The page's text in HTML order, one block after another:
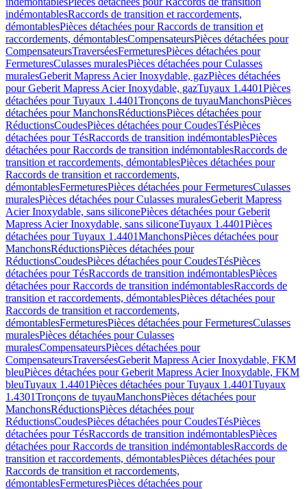
indémontablesRaccords de transition et raccordements,
démontablesPièces détachées pour Raccords de transition et
raccordements, démontablesCompensateursPièces détachées pour
CompensateursTraverséesFermeturesPièces détachées pour
FermeturesCulasses muralesPièces détachées pour Culasses
muralesGeberit Mapress Acier Inoxydable, gazPièces détachées
pour Geberit Mapress Acier Inoxydable, gazTuyaux 1.4401Pièces
détachées pour Tuyaux 1.4401Tronçons de tuyauManchonsPièces
détachées pour ManchonsRéductionsPièces détachées pour
RéductionsCoudesPièces détachées pour CoudesTésPièces
détachées pour TésRaccords de transition indémontablesPièces
détachées pour Raccords de transition indémontablesRaccords de
transition et raccordements, démontablesPièces détachées pour
Raccords de transition et raccordements,
démontablesFermeturesPièces détachées pour FermeturesCulasses
muralesPièces détachées pour Culasses muralesGeberit Mapress
Acier Inoxydable, sans siliconePièces détachées pour Geberit
Mapress Acier Inoxydable, sans siliconeTuyaux 1.4401Pièces
détachées pour Tuyaux 1.4401ManchonsPièces détachées pour
ManchonsRéductionsPièces détachées pour
RéductionsCoudesPièces détachées pour CoudesTésPièces
détachées pour TésRaccords de transition indémontablesPièces
détachées pour Raccords de transition indémontablesRaccords de
transition et raccordements, démontablesPièces détachées pour
Raccords de transition et raccordements,
démontablesFermeturesPièces détachées pour FermeturesCulasses
muralesPièces détachées pour Culasses
muralesCompensateursPièces détachées pour
CompensateursTraverséesGeberit Mapress Acier Inoxydable, FKM
bleuPièces détachées pour Geberit Mapress Acier Inoxydable, FKM
bleuTuyaux 1.4401Pièces détachées pour Tuyaux 1.4401Tuyaux
1.4301Tronçons de tuyauManchonsPièces détachées pour
ManchonsRéductionsPièces détachées pour
RéductionsCoudesPièces détachées pour CoudesTésPièces
détachées pour TésRaccords de transition indémontablesPièces
détachées pour Raccords de transition indémontablesRaccords de
transition et raccordements, démontablesPièces détachées pour
Raccords de transition et raccordements,
démontablesFermeturesPièces détachées pour